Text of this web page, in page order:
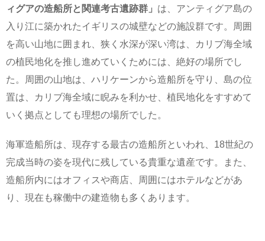
ィグアの造船所と関連考古遺跡群」 は、アンティグア島の
入り江に築かれたイギリスの城壁などの施設群です。周囲
を高い山地に囲まれ、狭く水深が深い湾は、カリブ海全域
の植民地化を推し進めていくためには、絶好の場所でし
た。周囲の山地は、ハリケーンから造船所を守り、島の位
置は、カリブ海全域に睨みを利かせ、植民地化をすすめて
いく拠点としても理想の場所でした。
海軍造船所は、現存する最古の造船所といわれ、18世紀の
完成当時の姿を現代に残している貴重な遺産です。また、
造船所内にはオフィスや商店、周囲にはホテルなどがあ
り、現在も稼働中の建造物も多くあります。